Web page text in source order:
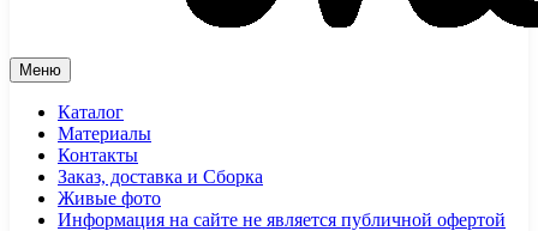
Меню
Каталог
Материалы
Контакты
Заказ, доставка и Сборка
Живые фото
Информация на сайте не является публичной офертой